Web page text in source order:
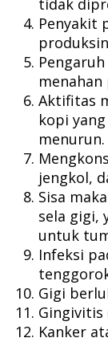
tidak
Penyakit
Aktifitas
kopi
menurun.
jengkol,
Sisa
sela gigi,
untuk
Infeksi
Gigi
Gingivitis
Kanker